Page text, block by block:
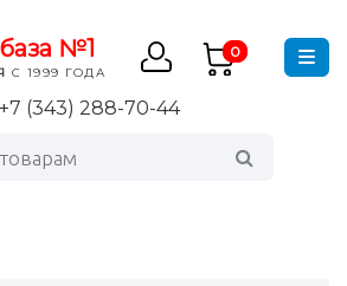
база №1
С 1999 ГОДА
0
+7 (343) 288-70-44